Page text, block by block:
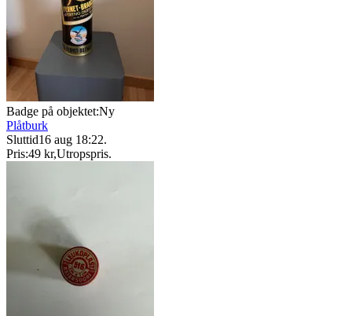
Badge på objektet:Ny
Plåtburk
Sluttid16 aug 18:22.
Pris:49 kr,Utropspris.